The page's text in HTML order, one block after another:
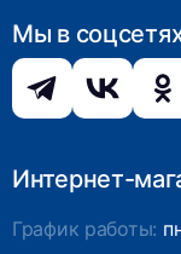
Мы в
Интернет-
График работы: